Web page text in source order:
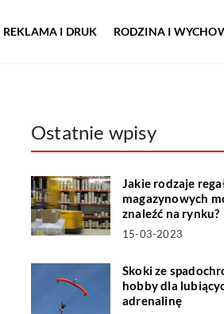
REKLAMA I DRUK RODZINA I
Ostatnie wpisy
Jakie rodzaje
magazynowych
znaleźć na rynku?
15-03-2023
Skoki ze
hobby dla
adrenalinę